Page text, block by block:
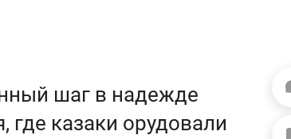
шаг в надежде
казаки орудовали